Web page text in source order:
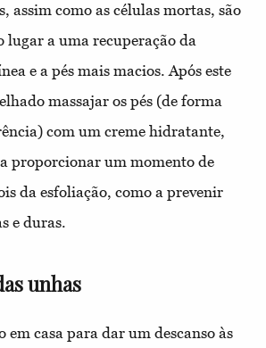
assim como as células mortas, são
lugar a uma recuperação da
e a pés mais macios. Após este
massajar os pés (de forma
com um creme hidratante,
proporcionar um momento de
da esfoliação, como a prevenir
e duras.
unhas
em casa para dar um descanso às